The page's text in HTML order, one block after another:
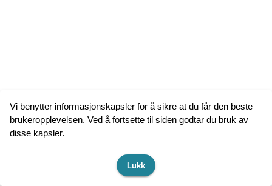
Vi benytter informasjonskapsler for å sikre at du får den beste
brukeropplevelsen. Ved å fortsette til siden godtar du bruk av
disse kapsler.
Lukk